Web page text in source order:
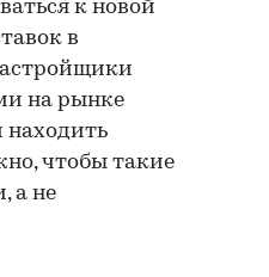
к новой
в
на рынке
находить
чтобы такие
а не